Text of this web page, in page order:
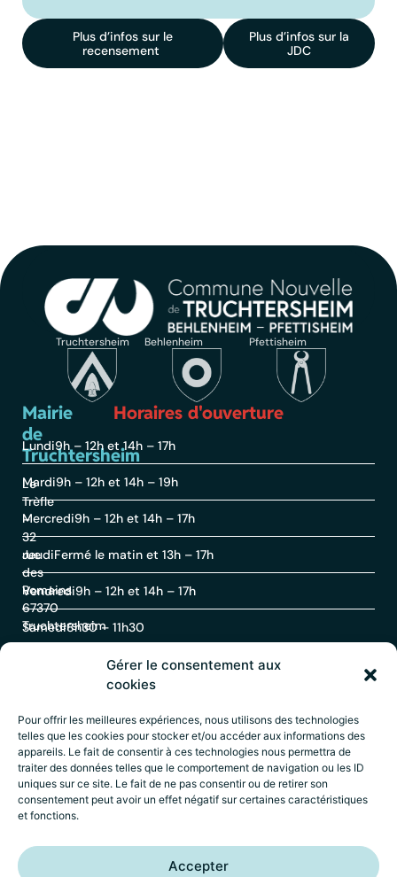
Gérer le consentement aux
cookies
Pour offrir les meilleures expériences, nous utilisons des technologies
telles que les cookies pour stocker et/ou accéder aux informations des
appareils. Le fait de consentir à ces technologies nous permettra de
traiter des données telles que le comportement de navigation ou les ID
uniques sur ce site. Le fait de ne pas consentir ou de retirer son
consentement peut avoir un effet négatif sur certaines caractéristiques
et fonctions.
Accepter
Plus d’infos sur le
recensement
Plus d’infos sur la
JDC
Truchtersheim Behlenheim Pfettisheim
Mairie
de
Truchtersheim
Le
Trèfle
–
32
rue
des
Romains
67370
Truchtersheim
Contact
03
88
69
60
30
Horaires d'ouverture
Lundi9h – 12h et 14h – 17h
Mardi9h – 12h et 14h – 19h
Mercredi9h – 12h et 14h – 17h
JeudiFermé le matin et 13h – 17h
Vendredi9h – 12h et 14h – 17h
Samedi8h30 – 11h30
Mentions légales
Déclaration d’accessibilité